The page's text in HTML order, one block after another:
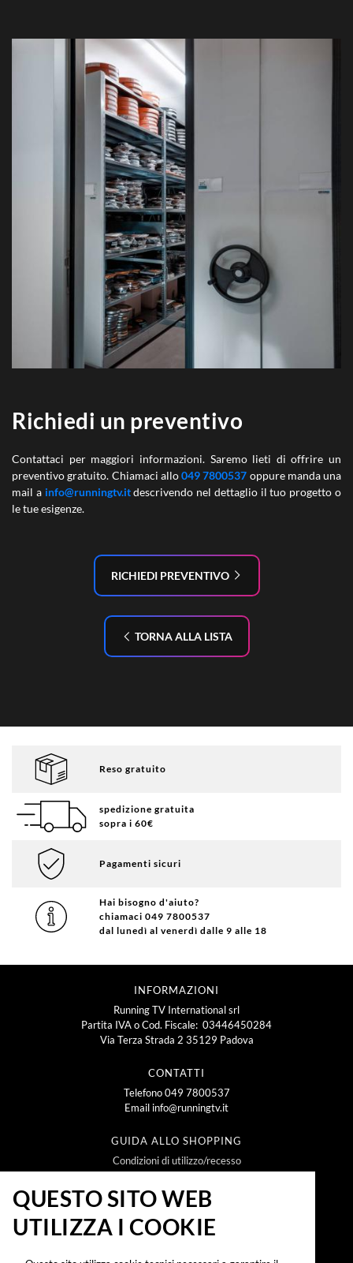
Richiedi un preventivo
Contattaci per maggiori informazioni. Saremo lieti di offrire un
preventivo gratuito. Chiamaci allo049 7800537 oppure manda una
mail a info@runningtv.itdescrivendo nel dettaglio il tuo progetto o
le tue esigenze.
RICHIEDI PREVENTIVO
TORNA ALLA LISTA
Reso gratuito
spedizione gratuita
sopra i 60€
Pagamenti sicuri
Hai bisogno d'aiuto?
chiamaci 049 7800537
dal lunedì al venerdì dalle 9 alle 18
INFORMAZIONI
Running TV International srl
Partita IVA o Cod. Fiscale: 03446450284
Via Terza Strada 2 35129 Padova
CONTATTI
Telefono049 7800537
Email info@runningtv.it
GUIDA ALLO SHOPPING
Condizioni di utilizzo/recesso
Metodi e spese di spedizione
Policy Privacy
Policy Cookie
NEWSLETTER
QUESTO SITO WEB
UTILIZZA I COOKIE